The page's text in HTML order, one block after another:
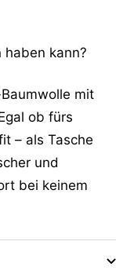
haben kann?
mit
ob fürs
– als Tasche
und
bei keinem